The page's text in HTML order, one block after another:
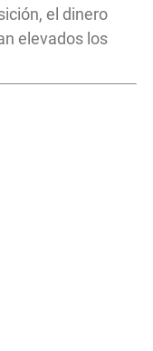
el dinero
elevados los